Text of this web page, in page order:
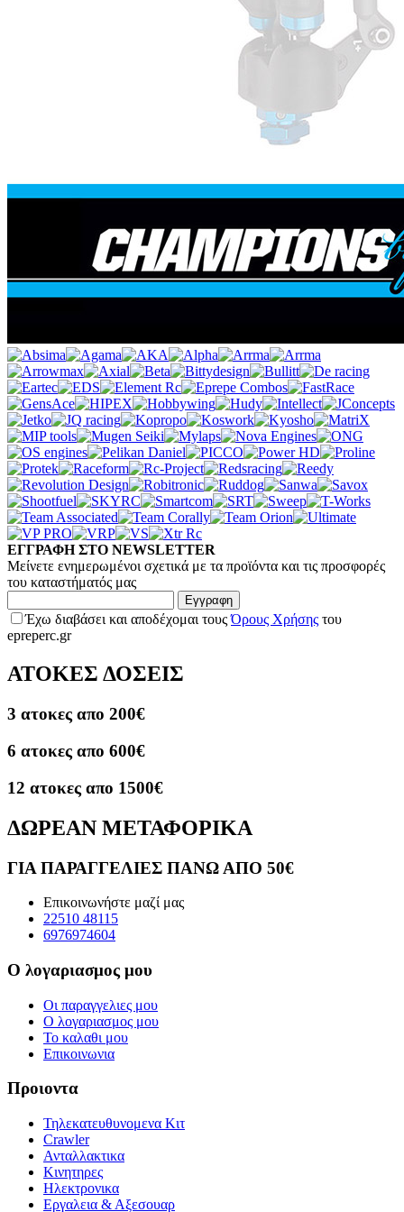
ΕΓΓΡΑΦΗ ΣΤΟ NEWSLETTER
Μείνετε ενημερωμένοι σχετικά με τα προϊόντα και τις προσφορές
του καταστήματός μας
Εγγραφη
Έχω διαβάσει και αποδέχομαι τουςΌρους Χρήσης του
epreperc.gr
ΑΤΟΚΕΣ ΔΟΣΕΙΣ
3 ατοκες απο 200€
6 ατοκες απο 600€
12 ατοκες απο 1500€
ΔΩΡΕΑΝ ΜΕΤΑΦΟΡΙΚΑ
ΓΙΑ ΠΑΡΑΓΓΕΛΙΕΣ ΠΑΝΩ ΑΠΟ 50€
Επικοινωνήστε μαζί μας
22510 48115
6976974604
Ο λογαριασμος μου
Οι παραγγελιες μου
Ο λογαριασμος μου
Το καλαθι μου
Επικοινωνια
Προιοντα
Τηλεκατευθυνομενα Κιτ
Crawler
Ανταλλακτικα
Κινητηρες
Ηλεκτρονικα
Εργαλεια & Αξεσουαρ